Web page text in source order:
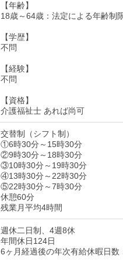
【年齢】
18歳～64歳：法定による年齢制
【学歴】
不問
【経験】
不問
【資格】
介護福祉士 あれば尚可
交替制（シフト制）
①6時30分～15時30分
②9時30分～18時30分
③10時30分～19時30分
④13時30分～22時30分
⑤22時30分～7時30分
休憩60分
残業月平均4時間
週休二日制、4週8休
年間休日124日
6ヶ月経過後の年次有給休暇日数